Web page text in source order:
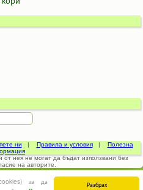
Разбрах
за да
ни | Правила и условия| Полезна
нея не могат да бъдат използвани без
на авторите.